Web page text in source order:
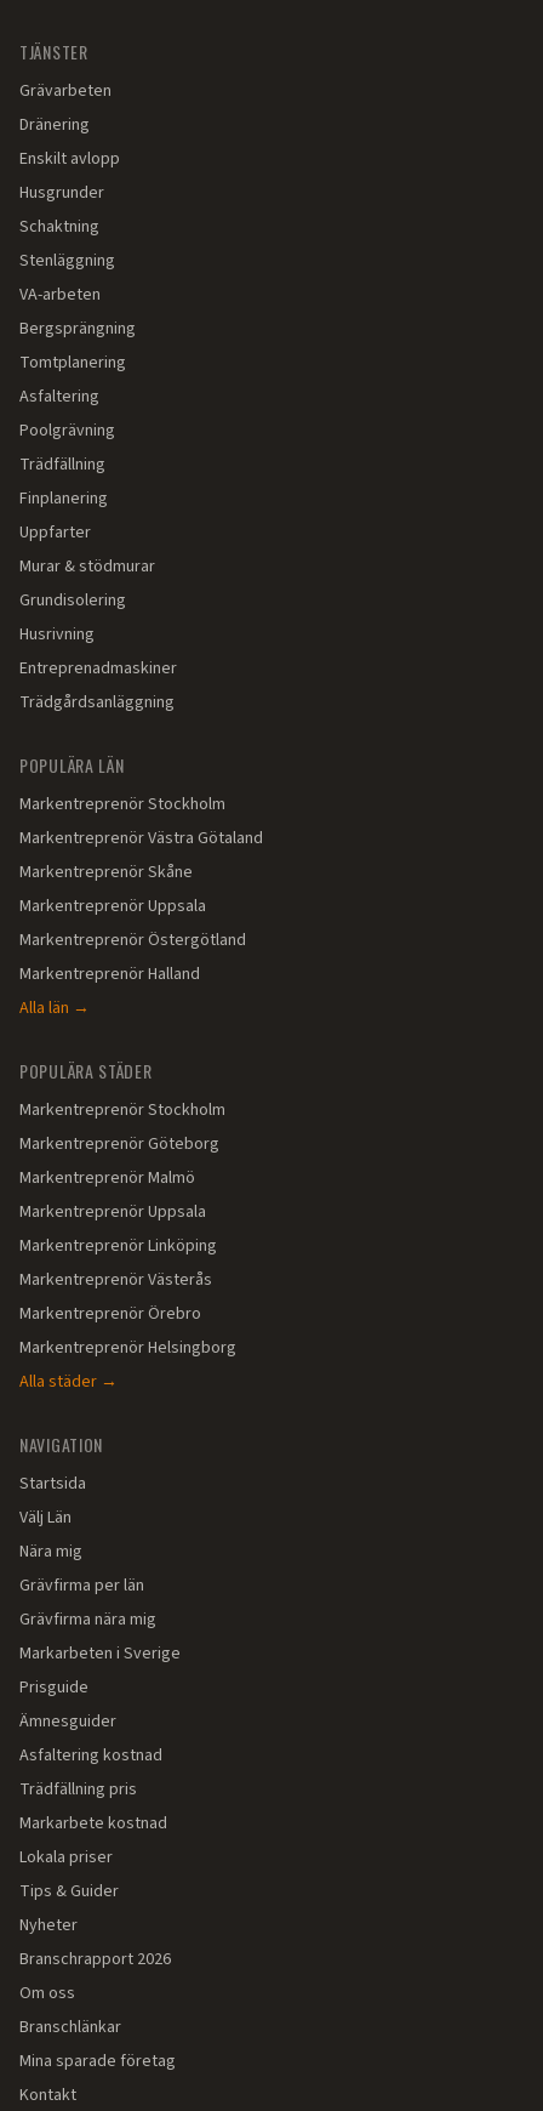
TJÄNSTER
Grävarbeten
Dränering
Enskilt avlopp
Husgrunder
Schaktning
Stenläggning
VA-arbeten
Bergsprängning
Tomtplanering
Asfaltering
Poolgrävning
Trädfällning
Finplanering
Uppfarter
Murar & stödmurar
Grundisolering
Husrivning
Entreprenadmaskiner
Trädgårdsanläggning
POPULÄRA LÄN
MarkentreprenörStockholm
MarkentreprenörVästra Götaland
MarkentreprenörSkåne
MarkentreprenörUppsala
MarkentreprenörÖstergötland
MarkentreprenörHalland
Alla län →
POPULÄRA STÄDER
MarkentreprenörStockholm
MarkentreprenörGöteborg
MarkentreprenörMalmö
MarkentreprenörUppsala
MarkentreprenörLinköping
MarkentreprenörVästerås
MarkentreprenörÖrebro
MarkentreprenörHelsingborg
Alla städer →
NAVIGATION
Startsida
Välj Län
Nära mig
Grävfirma per län
Grävfirma nära mig
Markarbeten i Sverige
Prisguide
Ämnesguider
Asfaltering kostnad
Trädfällning pris
Markarbete kostnad
Lokala priser
Tips & Guider
Nyheter
Branschrapport 2026
Om oss
Branschlänkar
Mina sparade företag
Kontakt